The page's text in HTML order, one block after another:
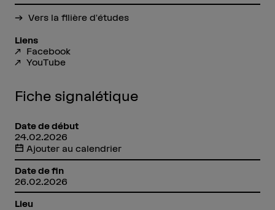
Vers la filière d'études
Liens
Facebook
YouTube
Fiche signalétique
Date de début
24.02.2026
Ajouter au calendrier
Date de fin
26.02.2026
Lieu